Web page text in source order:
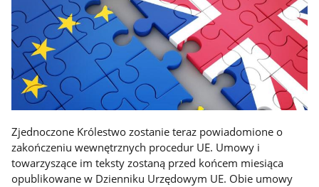
Zjednoczone Królestwo zostanie teraz powiadomione o
zakończeniu wewnętrznych procedur UE. Umowy i
towarzyszące im teksty zostaną przed końcem miesiąca
opublikowane w Dzienniku Urzędowym UE. Obie umowy